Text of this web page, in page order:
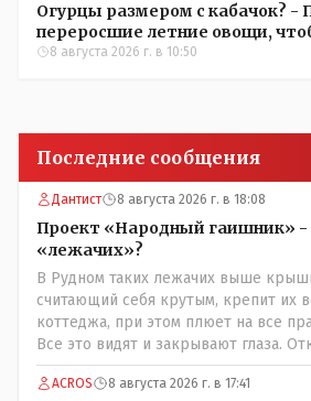
Огурцы размером с кабачок? -
переросшие летние овощи,
зимой
8 августа 2026 г. в 10:50
Последние сообщения
Дантист 8 августа 2026 г. в 18:08
Проект «Народный гаишник» -
«лежачих»?
В Рудном таких лежачих выше
считающий себя крутым, крепит их
коттеджа, при этом плюет на все
Все это видят и закрывают глаза.
порядок?
ACROS 8 августа 2026 г. в 17:41